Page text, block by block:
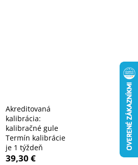
Akreditovaná
kalibrácia:
kalibračné gule
Termín kalibrácie
je 1 týždeň
39,30 €